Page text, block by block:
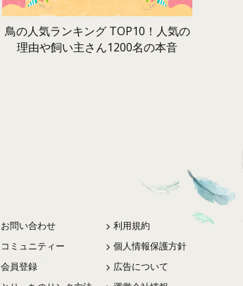
鳥の人気ランキング TOP10！人気の
理由や飼い主さん1200名の本音
お問い合わせ
コミュニティー
会員登録
利用規約
個人情報保護方針
広告について